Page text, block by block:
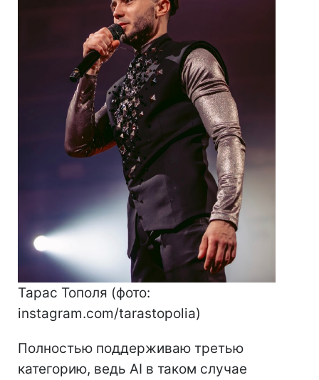
Тарас Тополя (фото:
instagram.com/tarastopolia)
Полностью поддерживаю третью
категорию, ведь AI в таком случае